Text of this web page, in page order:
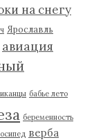
на снегу
Ярославль
авиация
бабье лето
беременность
верба